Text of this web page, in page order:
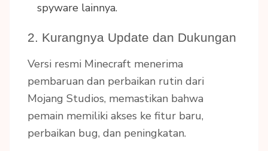
spyware lainnya.
2. Kurangnya Update dan Dukungan
Versi resmi Minecraft menerima
pembaruan dan perbaikan rutin dari
Mojang Studios, memastikan bahwa
pemain memiliki akses ke fitur baru,
perbaikan bug, dan peningkatan.